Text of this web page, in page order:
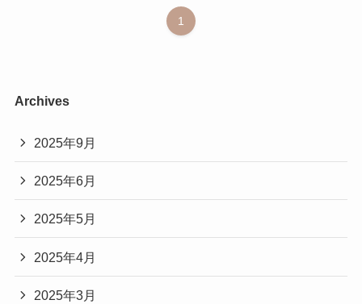
1
Archives
2025年9月
2025年6月
2025年5月
2025年4月
2025年3月